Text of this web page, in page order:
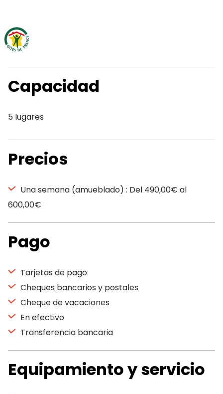
Capacidad
5 lugares
Precios
Una semana (amueblado) : Del 490,00€ al
600,00€
Pago
Tarjetas de pago
Cheques bancarios y postales
Cheque de vacaciones
En efectivo
Transferencia bancaria
Equipamiento y servicio